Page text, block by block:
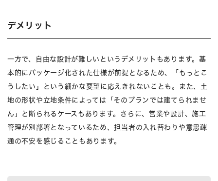
デメリット
一方で、自由な設計が難しいというデメリットもあります。基
本的にパッケージ化された仕様が前提となるため、「もっとこ
うしたい」という細かな要望に応えきれないことも。また、土
地の形状や立地条件によっては「そのプランでは建てられませ
ん」と断られるケースもあります。さらに、営業や設計、施工
管理が別部署となっているため、担当者の入れ替わりや意思疎
通の不安を感じることもあります。